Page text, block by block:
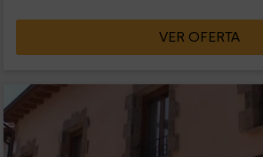
VER OFERTA